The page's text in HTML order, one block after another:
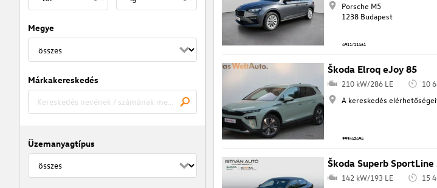
Megye
Márkakereskedés
Üzemanyagtípus
Porsche M5
1238 Budapest
4911/11461
Škoda Elroq eJoy 85
210 kW/286 LE 10
A kereskedés
999/42494
Škoda Superb SportLine
142 kW/193 LE 15